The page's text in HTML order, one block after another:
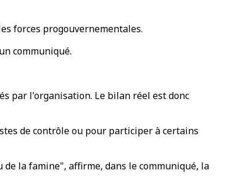
forces progouvernementales.
communiqué.
par l'organisation. Le bilan réel est donc
de contrôle ou pour participer à certains
la famine", affirme, dans le communiqué, la